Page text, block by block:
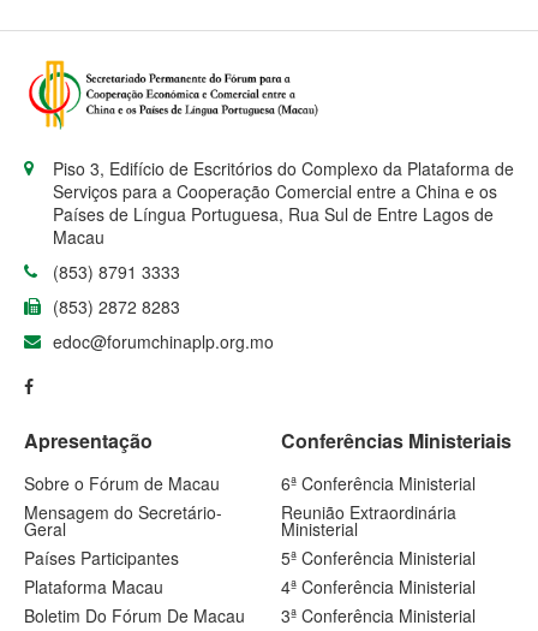
Piso 3, Edifício de Escritórios do Complexo da Plataforma de
Serviços para a Cooperação Comercial entre a China e os
Países de Língua Portuguesa, Rua Sul de Entre Lagos de
Macau
(853) 8791 3333
(853) 2872 8283
edoc@forumchinaplp.org.mo
Apresentação
Sobre o Fórum de Macau
Mensagem do Secretário-
Geral
Países Participantes
Plataforma Macau
Boletim Do Fórum De Macau
Conferências Ministeriais
6ª Conferência Ministerial
Reunião Extraordinária
Ministerial
5ª Conferência Ministerial
4ª Conferência Ministerial
3ª Conferência Ministerial